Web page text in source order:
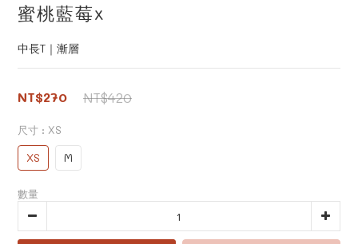
蜜桃藍莓x
中長T｜漸層
NT$270 NT$420
尺寸 : XS
XS M
數量